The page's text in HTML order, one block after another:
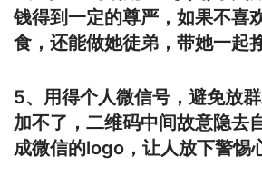
钱得到一定的尊严，如果不喜
食，还能做她徒弟，带她一起
5、用得个人微信号，避免放
加不了，二维码中间故意隐去
成微信的logo，让人放下警惕